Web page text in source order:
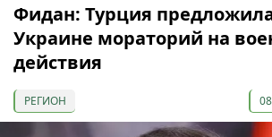
Фидан: Турция
Украине мораторий на
действия
РЕГИОН